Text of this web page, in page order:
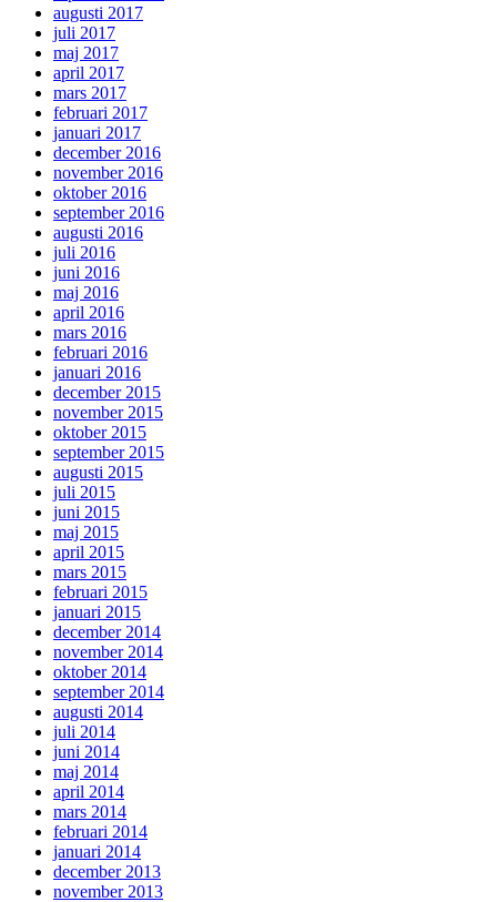
augusti 2017
juli 2017
maj 2017
april 2017
mars 2017
februari 2017
januari 2017
december 2016
november 2016
oktober 2016
september 2016
augusti 2016
juli 2016
juni 2016
maj 2016
april 2016
mars 2016
februari 2016
januari 2016
december 2015
november 2015
oktober 2015
september 2015
augusti 2015
juli 2015
juni 2015
maj 2015
april 2015
mars 2015
februari 2015
januari 2015
december 2014
november 2014
oktober 2014
september 2014
augusti 2014
juli 2014
juni 2014
maj 2014
april 2014
mars 2014
februari 2014
januari 2014
december 2013
november 2013